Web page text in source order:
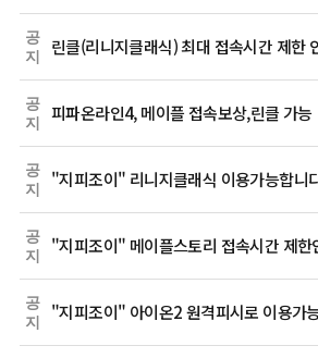
공
지
린클(리니지클래식) 최대 접속시간 제한
공
지
피파온라인4, 메이플 접속보상,린클 가능
공
지
"지피조이" 리니지클래식 이용가능합니
공
지
"지피조이" 메이플스토리 접속시간 제한
공
지
"지피조이" 아이온2 원격피시로 이용가